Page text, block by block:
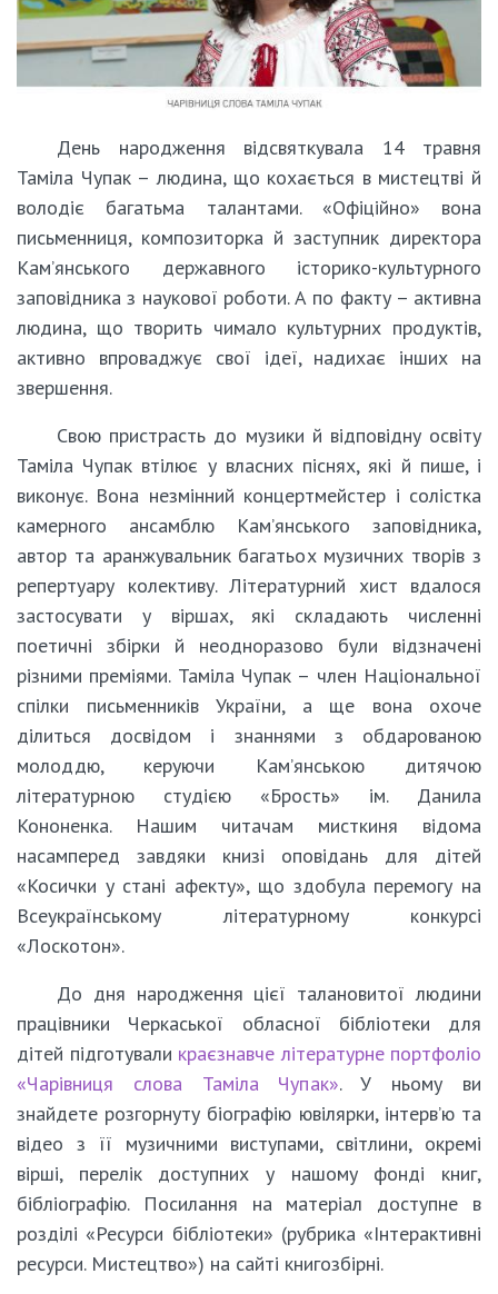
День народження відсвяткувала 14 травня
Таміла Чупак – людина, що кохається в мистецтві й
володіє багатьма талантами. «Офіційно» вона
письменниця, композиторка й заступник директора
Кам’янського державного історико-культурного
заповідника з наукової роботи. А по факту – активна
людина, що творить чимало культурних продуктів,
активно впроваджує свої ідеї, надихає інших на
звершення.
Свою пристрасть до музики й відповідну освіту
Таміла Чупак втілює у власних піснях, які й пише, і
виконує. Вона незмінний концертмейстер і солістка
камерного ансамблю Кам’янського заповідника,
автор та аранжувальник багатьох музичних творів з
репертуару колективу. Літературний хист вдалося
застосувати у віршах, які складають численні
поетичні збірки й неодноразово були відзначені
різними преміями. Таміла Чупак – член Національної
спілки письменників України, а ще вона охоче
ділиться досвідом і знаннями з обдарованою
молоддю, керуючи Кам’янською дитячою
літературною студією «Брость» ім. Данила
Кононенка. Нашим читачам мисткиня відома
насамперед завдяки книзі оповідань для дітей
«Косички у стані афекту», що здобула перемогу на
Всеукраїнському літературному конкурсі
«Лоскотон».
До дня народження цієї талановитої людини
працівники Черкаської обласної бібліотеки для
дітей підготували краєзнавче літературне портфоліо
«Чарівниця слова Таміла Чупак». У ньому ви
знайдете розгорнуту біографію ювілярки, інтерв’ю та
відео з її музичними виступами, світлини, окремі
вірші, перелік доступних у нашому фонді книг,
бібліографію. Посилання на матеріал доступне в
розділі «Ресурси бібліотеки» (рубрика «Інтерактивні
ресурси. Мистецтво») на сайті книгозбірні.